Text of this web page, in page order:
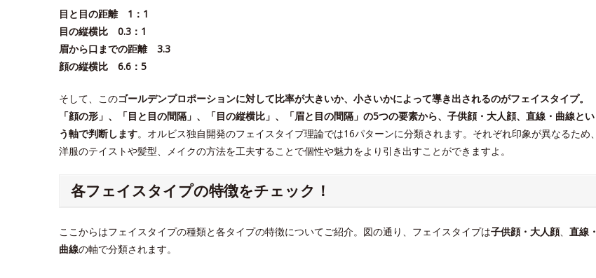
目と目の距離 1：1
目の縦横比 0.3：1
眉から口までの距離 3.3
顔の縦横比 6.6：5
そして、このゴールデンプロポーションに対して比率が大きいか、小さいかによって導き出されるのがフェイスタイプ。
「顔の形」、「目と目の間隔」、「目の縦横比」、「眉と目の間隔」の5つの要素から、子供顔・大人顔、直線・曲線とい
う軸で判断します。オルビス独自開発のフェイスタイプ理論では16パターンに分類されます。それぞれ印象が異なるため、
洋服のテイストや髪型、メイクの方法を工夫することで個性や魅力をより引き出すことができますよ。
各フェイスタイプの特徴をチェック！
ここからはフェイスタイプの種類と各タイプの特徴についてご紹介。図の通り、フェイスタイプは子供顔・大人顔、 直線・
曲線の軸で分類されます。